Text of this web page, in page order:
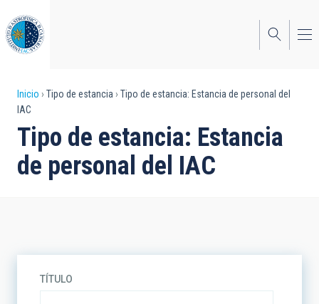
al
contenido
principal
Sobrescribir
enlaces
de
ayuda
Inicio Tipo de estancia
Tipo de estancia: Estancia de personal del
IAC
Tipo de estancia: Estancia
de personal del IAC
TÍTULO